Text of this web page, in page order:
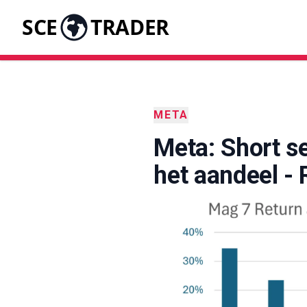
SCE TRADER
META
Meta: Short
het aandeel -